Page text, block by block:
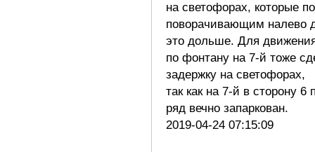
на светофорах, которые
поворачивающим налево
это дольше. Для
по фонтану на 7-й тоже
задержку на светофорах,
так как на 7-й в сторону 6
ряд вечно запаркован.
2019-04-24 07:15:09